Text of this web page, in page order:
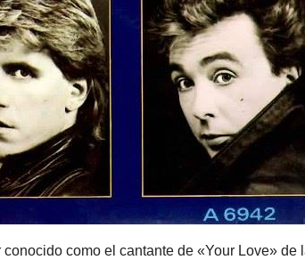
conocido como el cantante de «Your Love»